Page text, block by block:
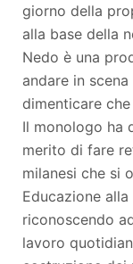
giorno della
alla base della
Nedo è una
andare in
dimenticare
Il monologo ha
merito di fare
milanesi che si
Educazione
riconoscendo
lavoro